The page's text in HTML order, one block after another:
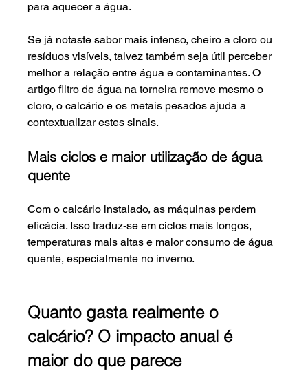
para aquecer a água.
Se já notaste sabor mais intenso, cheiro a cloro ou
resíduos visíveis, talvez também seja útil perceber
melhor a relação entre água e contaminantes. O
artigo filtro de água na torneira remove mesmo o
cloro, o calcário e os metais pesados ajuda a
contextualizar estes sinais.
Mais ciclos e maior utilização de água
quente
Com o calcário instalado, as máquinas perdem
eficácia. Isso traduz-se em ciclos mais longos,
temperaturas mais altas e maior consumo de água
quente, especialmente no inverno.
Quanto gasta realmente o
calcário? O impacto anual é
maior do que parece